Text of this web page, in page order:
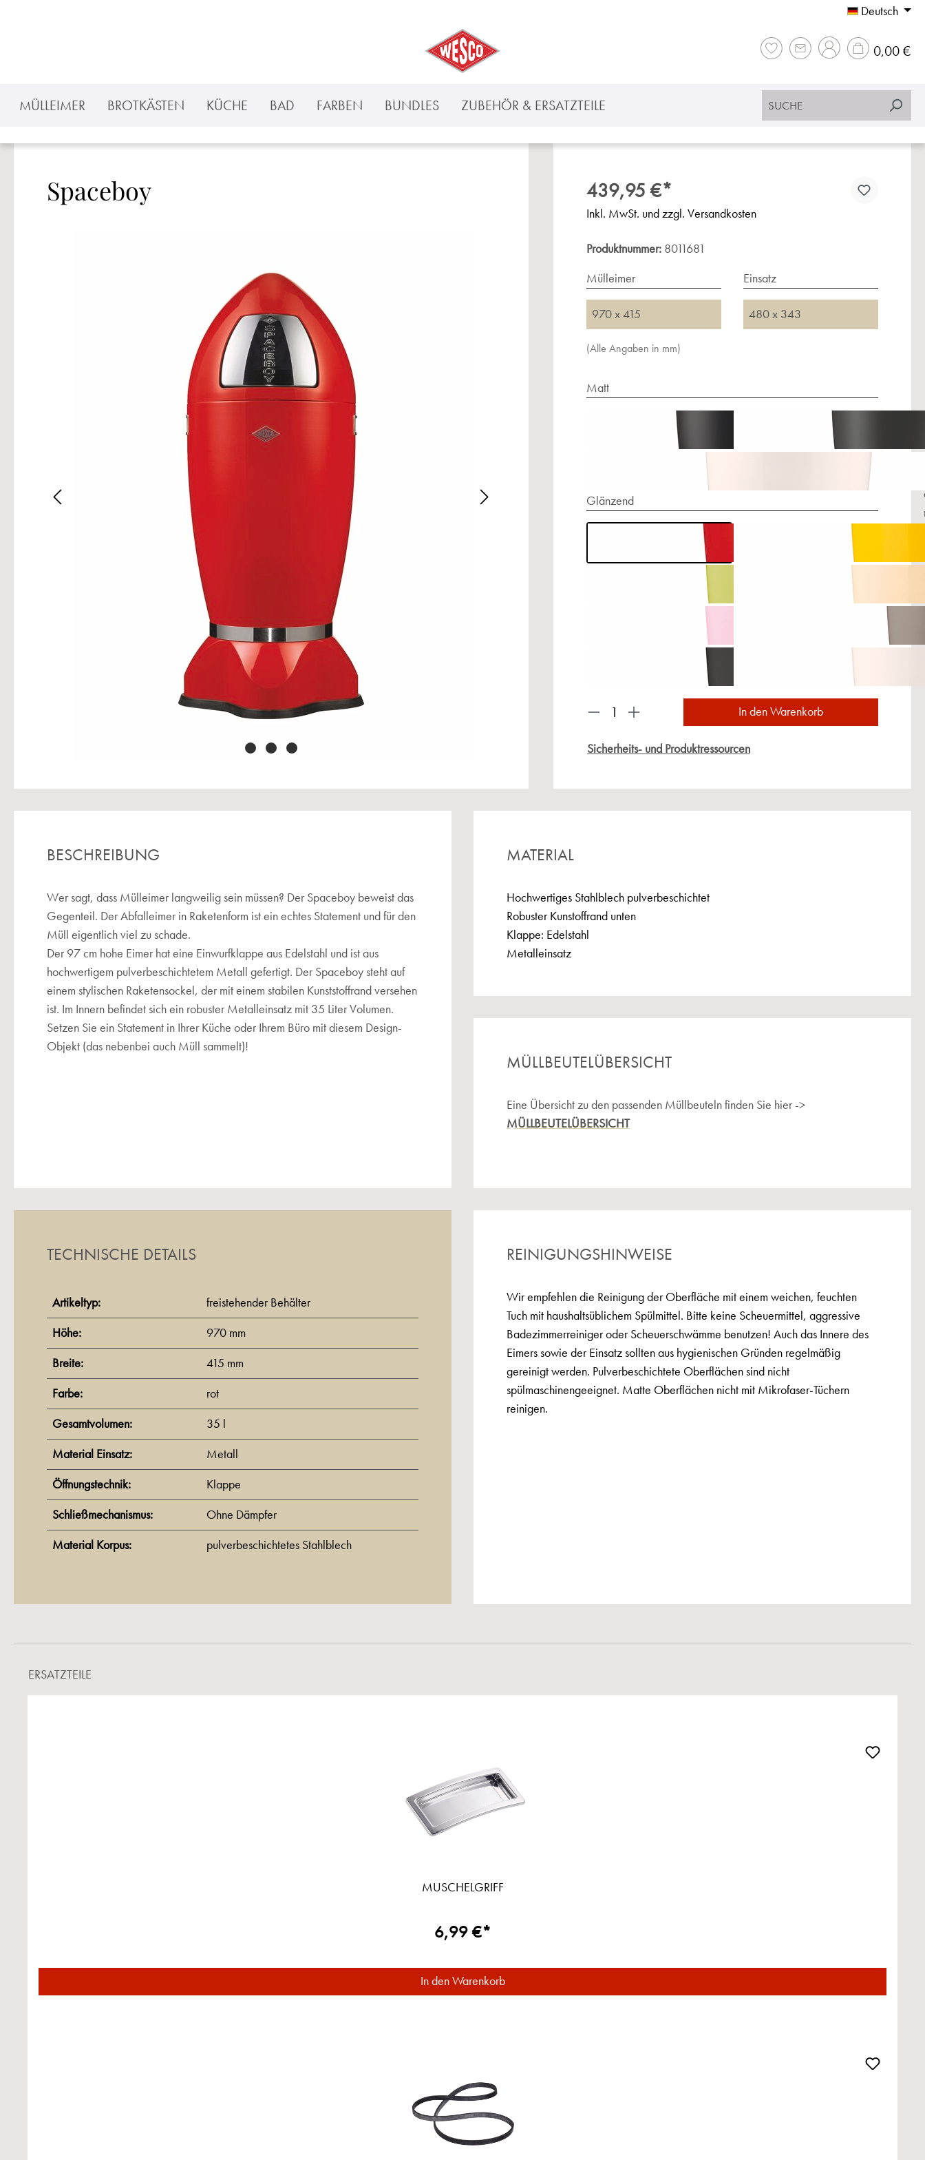
Deutsch
0,00 €
MÜLLEIMER BROTKÄSTEN KÜCHE BAD FARBEN BUNDLES ZUBEHÖR & ERSATZTEILE
Spaceboy
Bildergalerie überspringen
439,95 €*
Inkl. MwSt. und zzgl. Versandkosten
Produktnummer: 8011681
Mülleimer
970 x 415
Einsatz
480 x 343
(Alle Angaben in mm)
Matt
Glänzend
Produkt Anzahl: Gib den gewünschten Wert ein
In den Warenkorb
Sicherheits- und Produktressourcen
BESCHREIBUNG
Wer sagt, dass Mülleimer langweilig sein müssen? Der Spaceboy beweist das
Gegenteil. Der Abfalleimer in Raketenform ist ein echtes Statement und für den
Müll eigentlich viel zu schade.
Der 97 cm hohe Eimer hat eine Einwurfklappe aus Edelstahl und ist aus
hochwertigem pulverbeschichtetem Metall gefertigt. Der Spaceboy steht auf
einem stylischen Raketensockel, der mit einem stabilen Kunststoffrand versehen
ist. Im Innern befindet sich ein robuster Metalleinsatz mit 35 Liter Volumen.
Setzen Sie ein Statement in Ihrer Küche oder Ihrem Büro mit diesem Design-
Objekt (das nebenbei auch Müll sammelt)!
TECHNISCHE DETAILS
Artikeltyp: freistehender Behälter
Höhe: 970 mm
Breite: 415 mm
Farbe: rot
Gesamtvolumen: 35 l
Material Einsatz: Metall
Öffnungstechnik: Klappe
Schließmechanismus: Ohne Dämpfer
Material Korpus: pulverbeschichtetes Stahlblech
MATERIAL
Hochwertiges Stahlblech pulverbeschichtet
Robuster Kunstoffrand unten
Klappe: Edelstahl
Metalleinsatz
MÜLLBEUTELÜBERSICHT
Eine Übersicht zu den passenden Müllbeuteln finden Sie hier ->
MÜLLBEUTELÜBERSICHT
REINIGUNGSHINWEISE
Wir empfehlen die Reinigung der Oberfläche mit einem weichen, feuchten
Tuch mit haushaltsüblichem Spülmittel. Bitte keine Scheuermittel, aggressive
Badezimmerreiniger oder Scheuerschwämme benutzen! Auch das Innere des
Eimers sowie der Einsatz sollten aus hygienischen Gründen regelmäßig
gereinigt werden. Pulverbeschichtete Oberflächen sind nicht
spülmaschinengeeignet. Matte Oberflächen nicht mit Mikrofaser-Tüchern
reinigen.
ERSATZTEILE
MUSCHELGRIFF
6,99 €*
In den Warenkorb